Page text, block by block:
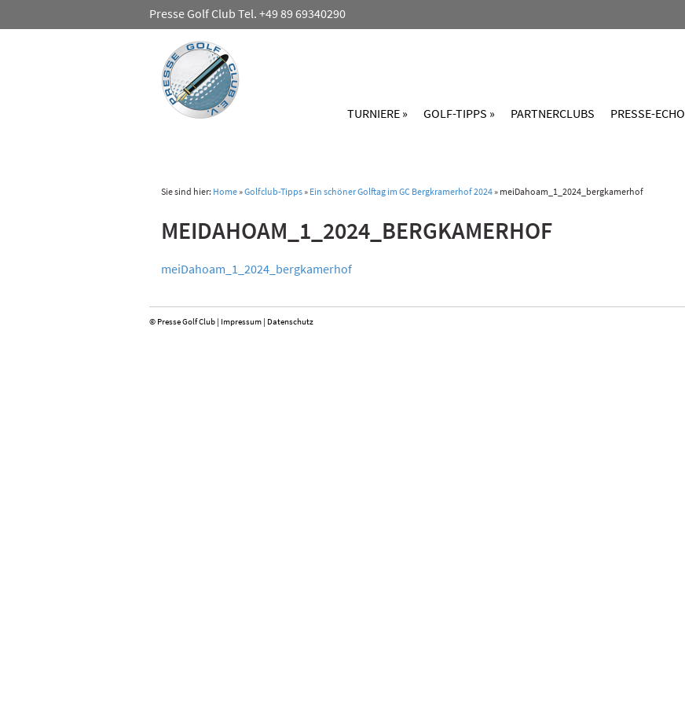
Presse Golf Club Tel. +49 89 69340290
TURNIERE » GOLF-TIPPS » PARTNERCLUBS PRESSE-ECHO
Sie sind hier: Home»Golfclub-Tipps» Ein schöner Golftag im GC Bergkramerhof 2024» meiDahoam_1_2024_bergkamerhof
MEIDAHOAM_1_2024_BERGKAMERHOF
meiDahoam_1_2024_bergkamerhof
© Presse Golf Club | Impressum | Datenschutz